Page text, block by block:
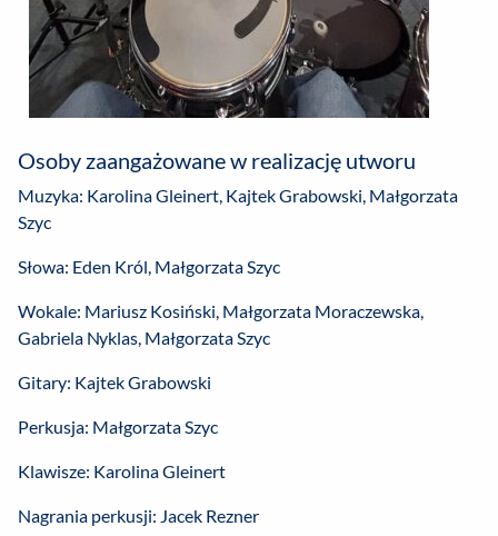
Osoby zaangażowane w realizację utworu
Muzyka: Karolina Gleinert, Kajtek Grabowski, Małgorzata
Szyc
Słowa: Eden Król, Małgorzata Szyc
Wokale: Mariusz Kosiński, Małgorzata Moraczewska,
Gabriela Nyklas, Małgorzata Szyc
Gitary: Kajtek Grabowski
Perkusja: Małgorzata Szyc
Klawisze: Karolina Gleinert
Nagrania perkusji: Jacek Rezner